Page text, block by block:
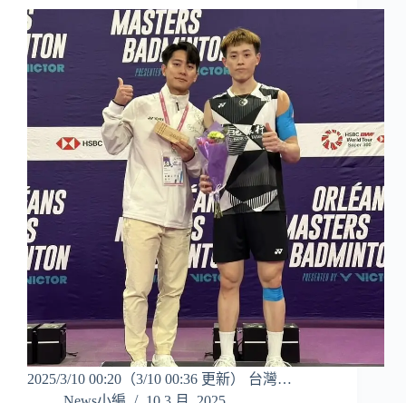
2025/3/10 00:20（3/10 00:36 更新） 台灣…